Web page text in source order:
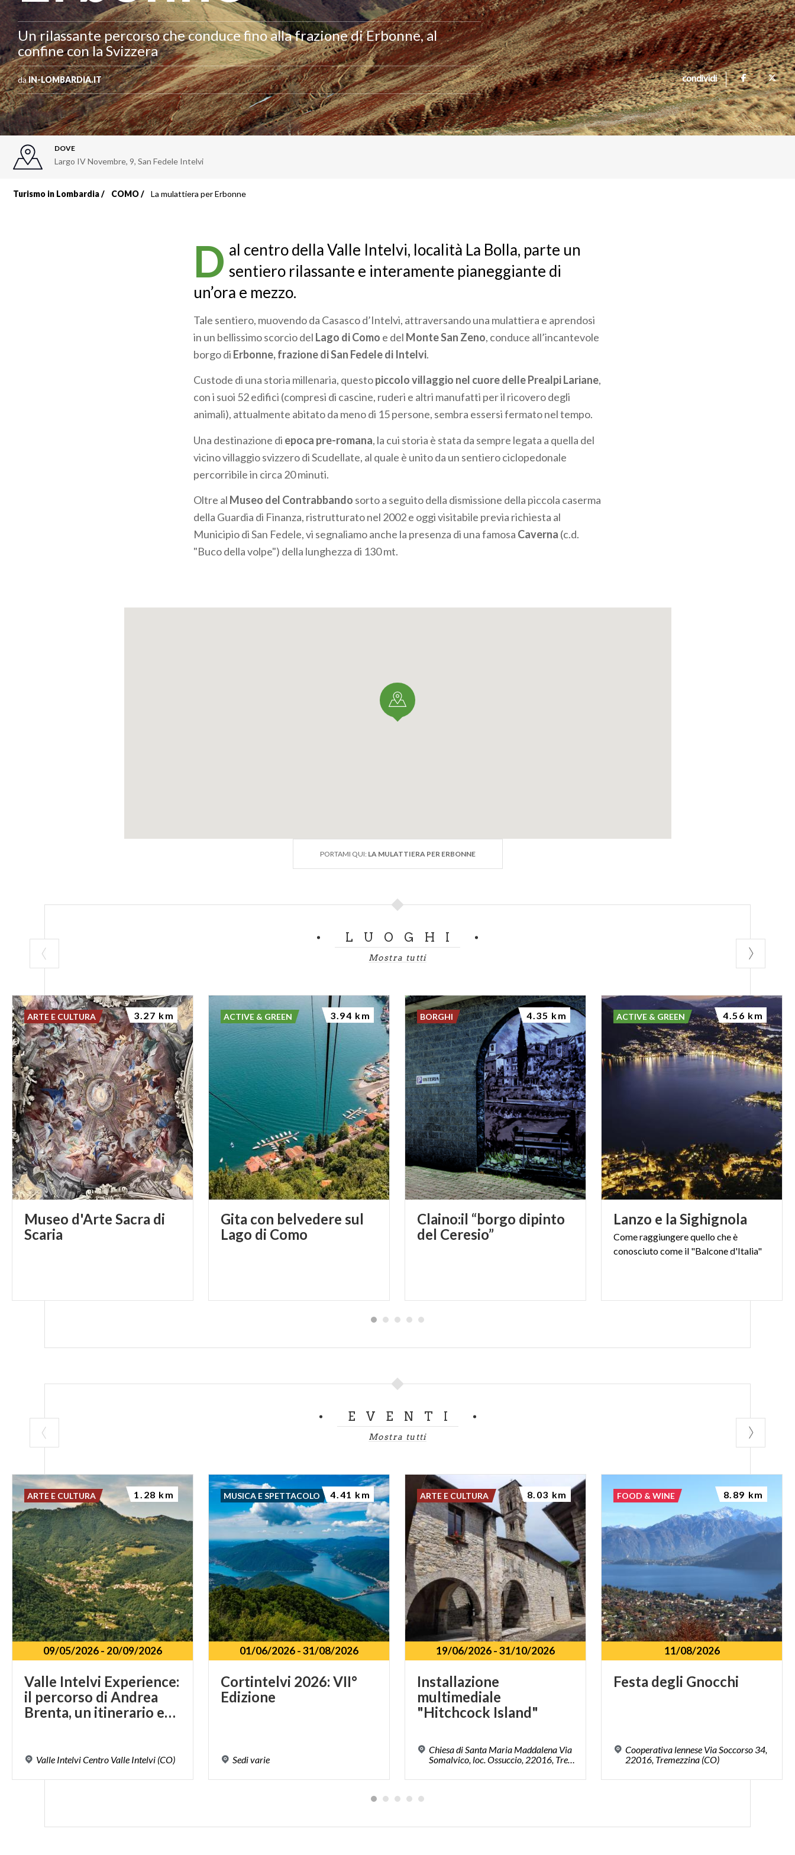
Un rilassante percorso che conduce fino alla frazione di Erbonne, al
confine con la Svizzera
daIN-LOMBARDIA.IT condividi
DOVE
Largo IV Novembre, 9, San Fedele Intelvi
Turismo in Lombardia COMO La mulattiera per Erbonne
D al centro della Valle Intelvi, località La Bolla, parte un
sentiero rilassante e interamente pianeggiante di
un’ora e mezzo.
Tale sentiero, muovendo da Casasco d’Intelvi, attraversando una mulattiera e aprendosi
in un bellissimo scorcio del Lago di Como e del Monte San Zeno, conduce all’incantevole
borgo di Erbonne, frazione di San Fedele di Intelvi.
Custode di una storia millenaria, questopiccolo villaggio nel cuore delle Prealpi Lariane,
con i suoi 52 edifici (compresi di cascine, ruderi e altri manufatti per il ricovero degli
animali), attualmente abitato da meno di 15 persone, sembra essersi fermato nel tempo.
Una destinazione di epoca pre-romana, la cui storia è stata da sempre legata a quella del
vicino villaggio svizzero di Scudellate, al quale è unito da un sentiero ciclopedonale
percorribile in circa 20 minuti.
Oltre al Museo del Contrabbando sorto a seguito della dismissione della piccola caserma
della Guardia di Finanza, ristrutturato nel 2002 e oggi visitabile previa richiesta al
Municipio di San Fedele, vi segnaliamo anche la presenza di una famosa Caverna (c.d.
"Buco della volpe") della lunghezza di 130 mt.
PORTAMI QUI: LA MULATTIERA PER ERBONNE
LUOGHI
Mostra tutti
Museo d'Arte Sacra di
Scaria
ARTE E CULTURA 3.27 km
Gita con belvedere sul
Lago di Como
ACTIVE & GREEN 3.94 km
Claino:il “borgo dipinto
del Ceresio”
BORGHI 4.35 km
Lanzo e la Sighignola
Comeraggiungerequellocheè
conosciutocome il "Balconed'Italia"
ACTIVE & GREEN 4.56 km
EVENTI
Mostra tutti
09/05/2026- 20/09/2026
Valle Intelvi Experience:
il percorso di Andrea
Brenta, un itinerario emozionale tra natura e storia del Risorgimento
Valle IntelviCentro Valle Intelvi (CO)
ARTE E CULTURA 1.28 km
01/06/2026-31/08/2026
Cortintelvi 2026: VII°
Edizione
Sedivarie
MUSICA E SPETTACOLO 4.41 km
19/06/2026-31/10/2026
Installazione
multimediale
"Hitchcock Island"
Chiesa di Santa Maria Maddalena Via
Somalvico, loc. Ossuccio, 22016, Tremezzina (CO)
ARTE E CULTURA 8.03 km
11/08/2026
Festa degli Gnocchi
Cooperativa lennese Via Soccorso 34,
22016, Tremezzina (CO)
FOOD & WINE 8.89 km